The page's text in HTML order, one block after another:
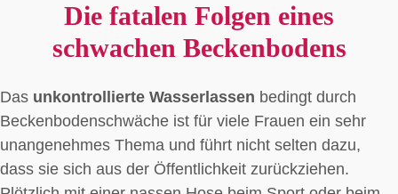
Die fatalen Folgen eines
schwachen Beckenbodens
Das unkontrollierte Wasserlassen bedingt durch
Beckenbodenschwäche ist für viele Frauen ein sehr
unangenehmes Thema und führt nicht selten dazu,
dass sie sich aus der Öffentlichkeit zurückziehen.